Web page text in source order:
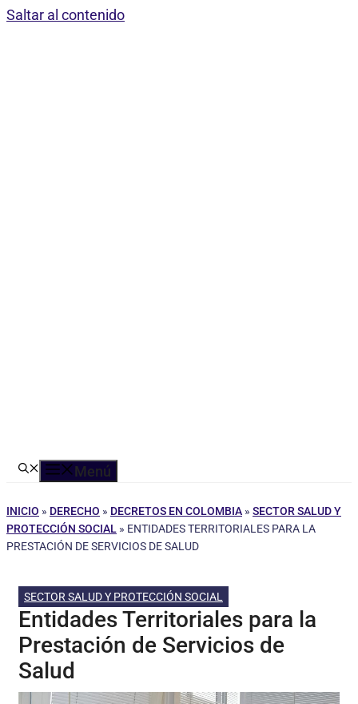
Saltar al contenido
Menú
INICIO » DERECHO » DECRETOS EN COLOMBIA » SECTOR SALUD Y
PROTECCIÓN SOCIAL » ENTIDADES TERRITORIALES PARA LA
PRESTACIÓN DE SERVICIOS DE SALUD
SECTOR SALUD Y PROTECCIÓN SOCIAL
Entidades Territoriales para la
Prestación de Servicios de
Salud